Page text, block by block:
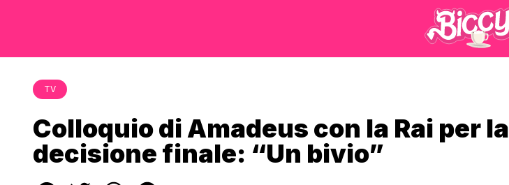
TV
Colloquio di Amadeus con la Rai per la
decisione finale: “Un bivio”